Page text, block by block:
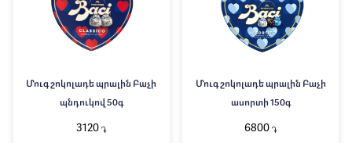
Մուգ շոկոլադե պրալին Բաչի
պնդուկով 50գ
3120 ֏
Մուգ շոկոլադե պրալին Բաչի
ասորտի 150գ
6800 ֏